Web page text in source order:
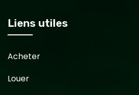
Liens utiles
Acheter
Louer